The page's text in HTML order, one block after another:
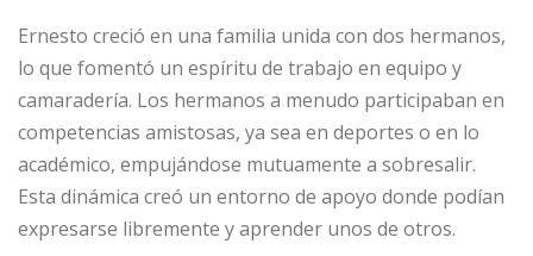
Ernesto creció en una familia unida con dos hermanos,
lo que fomentó un espíritu de trabajo en equipo y
camaradería. Los hermanos a menudo participaban en
competencias amistosas, ya sea en deportes o en lo
académico, empujándose mutuamente a sobresalir.
Esta dinámica creó un entorno de apoyo donde podían
expresarse libremente y aprender unos de otros.